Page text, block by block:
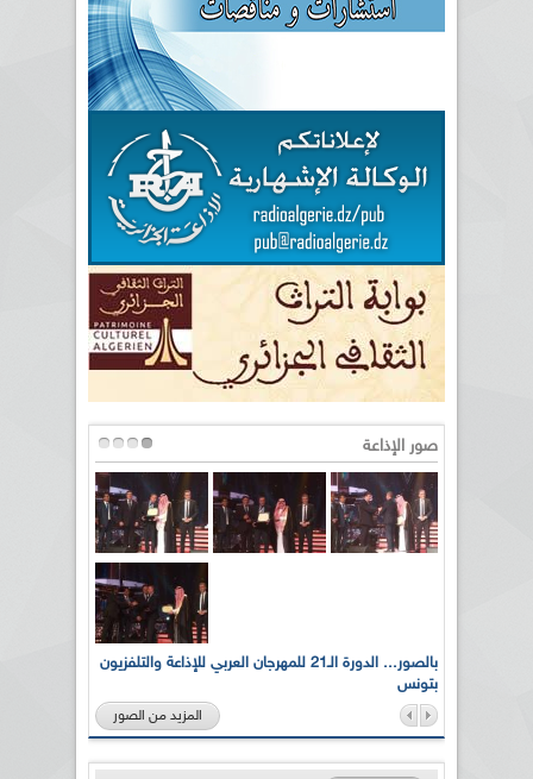
صور الإذاعة
بالصور... الدورة الـ21 للمهرجان العربي للإذاعة والتلفزيون
بتونس
المزيد من الصور